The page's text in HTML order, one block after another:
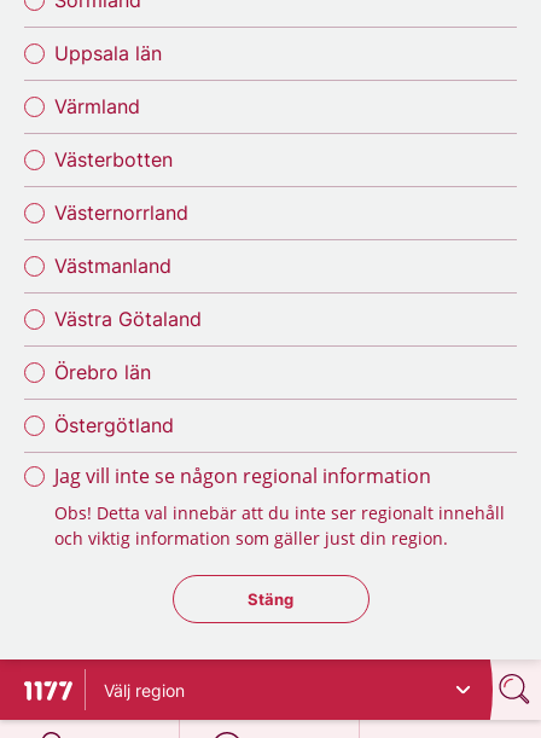
Uppsala län
Värmland
Västerbotten
Västernorrland
Västmanland
Västra Götaland
Örebro län
Östergötland
Jag vill inte se någon regional information
Obs! Detta val innebär att du inte ser regionalt innehåll
och viktig information som gäller just din region.
Stäng regionsväljaren
Stäng
Till startsidan för 1177
Välj region
på 1177.se
på 1177.se